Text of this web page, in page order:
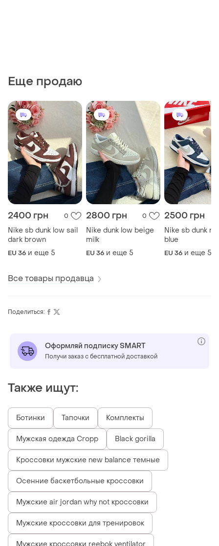
Еще продаю
2400 грн 0
Nike sb dunk low sail
dark brown
EU 36 и еще 5
2800 грн 0
Nike dunk low beige
milk
EU 36 и еще 5
2500 грн
Nike sb dunk
blue
EU 36 и еще 5
Все товары продавца
Поделиться:
Оформляй подписку SMART
Получи заказ с бесплатной доставкой
Также ищут:
Ботинки Тапочки Комплекты
Мужская одежда Cropp Black gorilla
Кроссовки мужские new balance темные
Осенние баскетбольные кроссовки
Мужские air jordan why not кроссовки
Мужские кроссовки для тренировок